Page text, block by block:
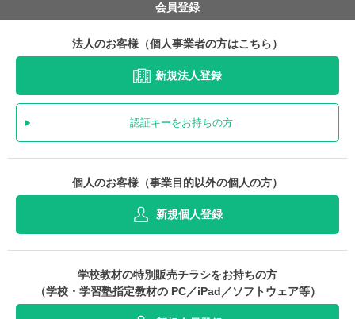
会員登録
法人のお客様（個人事業者の方はこちら）
新規法人登録
認証キーをお持ちの方
個人のお客様（事業目的以外の個人の方）
新規個人登録
学校教材の特別販売チラシをお持ちの方
（学校・学習塾指定教材の PC／iPad／ソフトウェア等）